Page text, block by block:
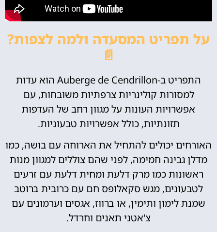
על תפריט המסעדה ולמה לצפות?
📄
התפריט ב-Auberge de Cendrillon הוא עדות
למסורות קולינריות צרפתיות משובחות, עם
אפשרויות העונות על מגוון רחב של העדפות
תזונתיות, כולל אפשרויות טבעוניות.
האורחים יכולים להתחיל את הארוחה עם בושה, כמו
מדלן גבינה חמימה, לפני שהם צוללים למגוון מנות
ראשונות כמו מרק דלעת ומחית דלעת עם זרעים
לטבעונים, מגש סקאלופס חם עם כרובית ברוטב
שמנת לימון ותימין, או ברווז, אגסים וערמונים עם
צ'אטני תאנים וחרדל.